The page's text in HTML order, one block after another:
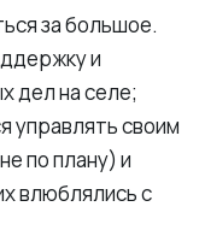
за большое.
и
дел на селе;
управлять своим
по плану) и
влюблялись с